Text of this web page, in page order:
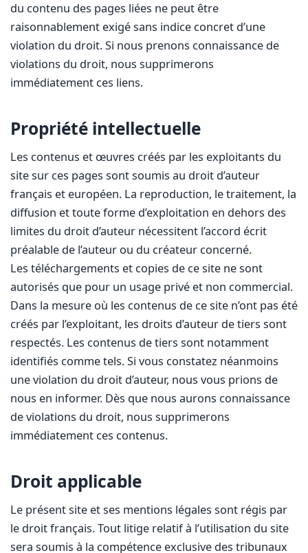
du contenu des pages liées ne peut être
raisonnablement exigé sans indice concret d’une
violation du droit. Si nous prenons connaissance de
violations du droit, nous supprimerons
immédiatement ces liens.
Propriété intellectuelle
Les contenus et œuvres créés par les exploitants du
site sur ces pages sont soumis au droit d’auteur
français et européen. La reproduction, le traitement, la
diffusion et toute forme d’exploitation en dehors des
limites du droit d’auteur nécessitent l’accord écrit
préalable de l’auteur ou du créateur concerné.
Les téléchargements et copies de ce site ne sont
autorisés que pour un usage privé et non commercial.
Dans la mesure où les contenus de ce site n’ont pas été
créés par l’exploitant, les droits d’auteur de tiers sont
respectés. Les contenus de tiers sont notamment
identifiés comme tels. Si vous constatez néanmoins
une violation du droit d’auteur, nous vous prions de
nous en informer. Dès que nous aurons connaissance
de violations du droit, nous supprimerons
immédiatement ces contenus.
Droit applicable
Le présent site et ses mentions légales sont régis par
le droit français. Tout litige relatif à l’utilisation du site
sera soumis à la compétence exclusive des tribunaux